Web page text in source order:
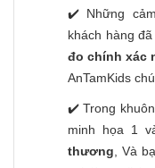
✔️ Những
khách hàng
đo chính xác
AnTamKids
✔️ Trong khuôn
minh họa 1
thương, Và